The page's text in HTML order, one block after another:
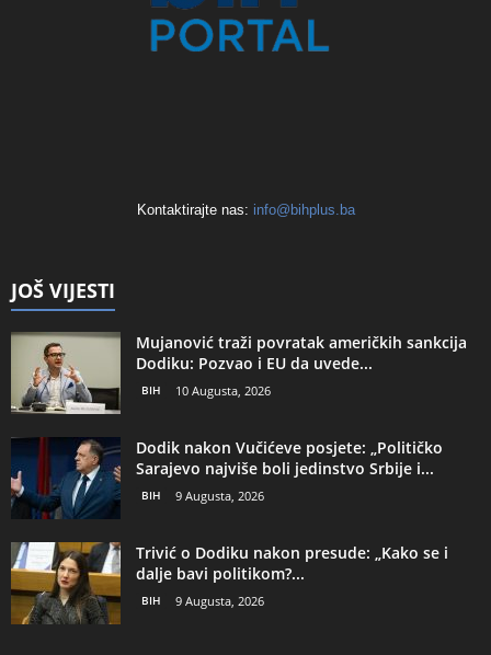
Kontaktirajte nas: info@bihplus.ba
JOŠ VIJESTI
Mujanović traži povratak američkih sankcija
Dodiku: Pozvao i EU da uvede...
BIH 10 Augusta, 2026
Dodik nakon Vučićeve posjete: „Političko
Sarajevo najviše boli jedinstvo Srbije i...
BIH 9 Augusta, 2026
Trivić o Dodiku nakon presude: „Kako se i
dalje bavi politikom?...
BIH 9 Augusta, 2026